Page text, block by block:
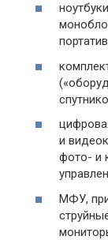
и
фото- и
МФУ,